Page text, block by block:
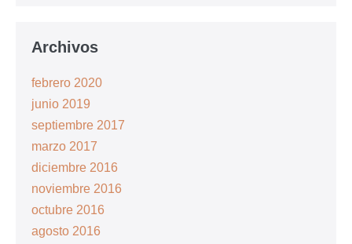
Archivos
febrero 2020
junio 2019
septiembre 2017
marzo 2017
diciembre 2016
noviembre 2016
octubre 2016
agosto 2016